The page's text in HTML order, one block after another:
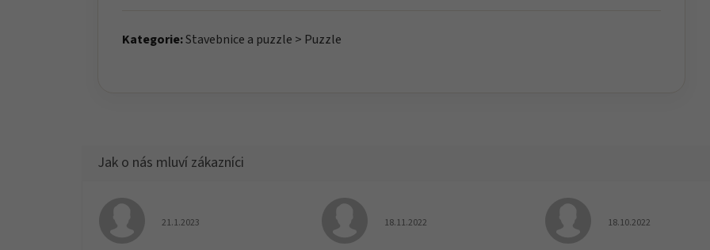
Kategorie:Stavebnice a puzzle > Puzzle
Hodnocení obchodu je 5 z 5 hvězdiček.
21.1.2023 Hodnocení obchodu je 5 z 5 hvězdiček.
18.11.2022 Hodnocení obchodu
18.10.2022